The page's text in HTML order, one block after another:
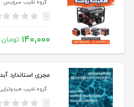
گروه نقیب سرویس
-
۱۴۰,۰۰۰ تومان
مجری استاندارد
گروه نقیب
-